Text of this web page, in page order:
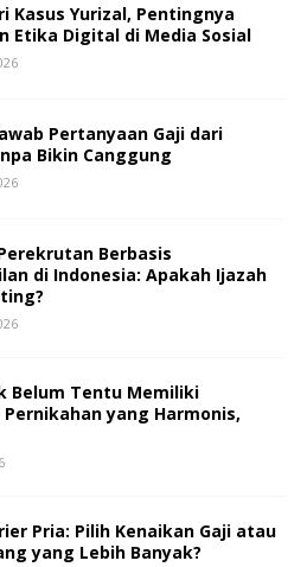
Kasus Yurizal, Pentingnya
Etika Digital di Media Sosial
Pertanyaan Gaji dari
Bikin Canggung
Berbasis
di Indonesia: Apakah Ijazah
Belum Tentu Memiliki
Pernikahan yang Harmonis,
Pria: Pilih Kenaikan Gaji atau
yang Lebih Banyak?